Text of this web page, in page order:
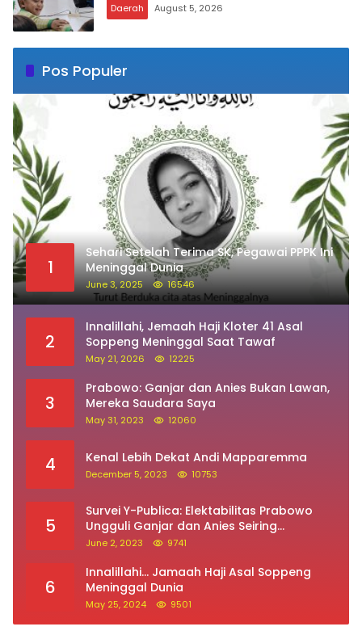
Daerah August 5, 2026
Pos Populer
1
Sehari Setelah Terima SK, Pegawai PPPK Ini
Meninggal Dunia
June 3, 2025 16546
2
Innalillahi, Jemaah Haji Kloter 41 Asal
Soppeng Meninggal Saat Tawaf
May 21, 2026 12225
3
Prabowo: Ganjar dan Anies Bukan Lawan,
Mereka Saudara Saya
May 31, 2023 12060
4 Kenal Lebih Dekat Andi Mapparemma
December 5, 2023 10753
5
Survei Y-Publica: Elektabilitas Prabowo
Ungguli Ganjar dan Anies Seiring
Kepuasan Terhadap Jokowi Naik
June 2, 2023 9741
6
Innalillahi… Jamaah Haji Asal Soppeng
Meninggal Dunia
May 25, 2024 9501